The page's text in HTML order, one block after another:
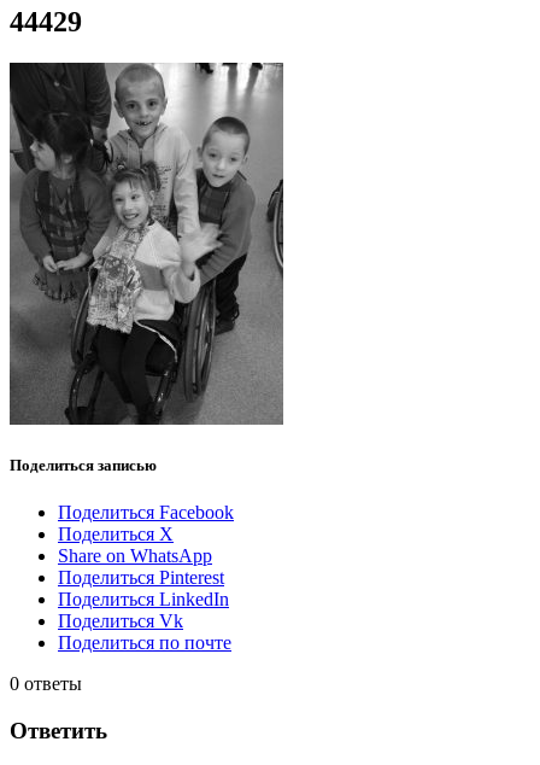
44429
Поделиться записью
Поделиться Facebook
Поделиться X
Share on WhatsApp
Поделиться Pinterest
Поделиться LinkedIn
Поделиться Vk
Поделиться по почте
0 ответы
Ответить